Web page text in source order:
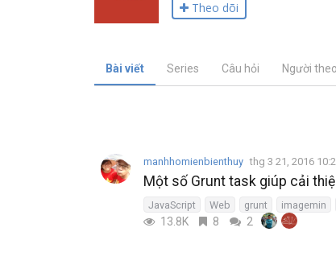
Theo dõi
Bài viết Series Câu hỏi Người
manhhomienbienthuy thg 3 21, 2016
Một số Grunt task giúp cải
JavaScript Web grunt imagemin
13.8K 8 2